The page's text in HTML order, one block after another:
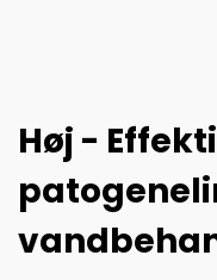
Høj -